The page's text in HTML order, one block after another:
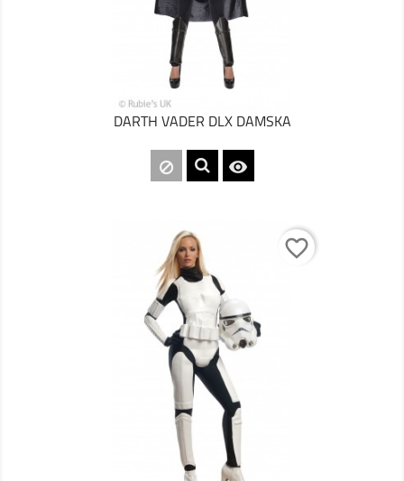
DARTH VADER DLX DAMSKA

favorite_border